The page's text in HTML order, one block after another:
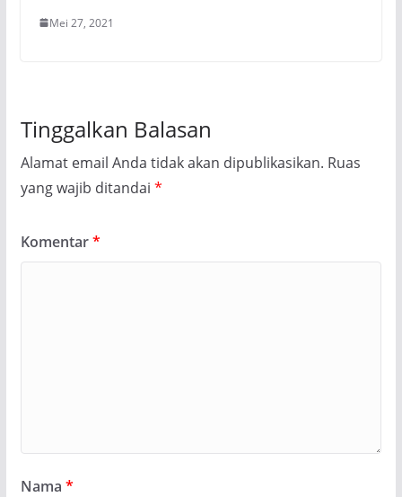
Mei 27, 2021
Tinggalkan Balasan
Alamat email Anda tidak akan dipublikasikan. Ruas
yang wajib ditandai *
Komentar*
Nama *